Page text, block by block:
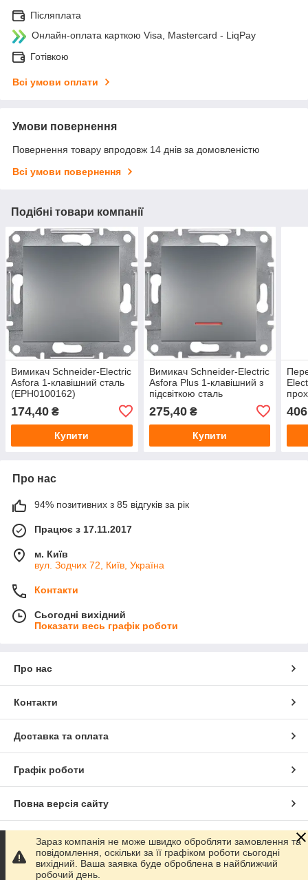
Післяплата
Онлайн-оплата карткою Visa, Mastercard - LiqPay
Готівкою
Всі умови оплати
Умови повернення
Повернення товару впродовж 14 днів за домовленістю
Всі умови повернення
Подібні товари компанії
Вимикач Schneider-Electric
Asfora 1-клавішний сталь
(EPH0100162)
174,40 ₴
Купити
Вимикач Schneider-Electric
Asfora Plus 1-клавішний з
підсвіткою сталь
275,40₴
Купити
406
Про нас
94% позитивних з 85 відгуків за рік
Працює з 17.11.2017
м. Київ
вул. Зодчих 72, Київ, Україна
Контакти
Сьогодні вихідний
Показати весь графік роботи
Про нас
Контакти
Доставка та оплата
Графік роботи
Повна версія сайту
Сайт створено на маркетплейсі Prom.ua
Політика конфіденційності
Зараз компанія не може швидко обробляти замовлення та
повідомлення, оскільки за її графіком роботи сьогодні
вихідний. Ваша заявка буде оброблена в найближчий
робочий день.